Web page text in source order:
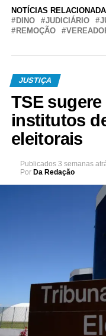
NOTÍCIAS
DINO
JUDICIÁRIO
REMOÇÃO
JUSTIÇA
TSE
institutos
eleitorais
Publicados 3 semanas
Por Da Redação